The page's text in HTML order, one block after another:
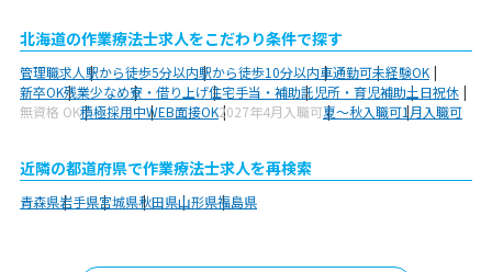
北海道の作業療法士求人をこだわり条件で探す
管理職求人駅から徒歩5分以内駅から徒歩10分以内車通勤可未経験OK
新卒OK残業少なめ寮・借り上げ住宅手当・補助託児所・育児補助土日祝休
無資格 OK積極採用中WEB面接OK2027年4月入職可夏～秋入職可1月入職可
近隣の都道府県で作業療法士求人を再検索
青森県岩手県宮城県秋田県山形県福島県